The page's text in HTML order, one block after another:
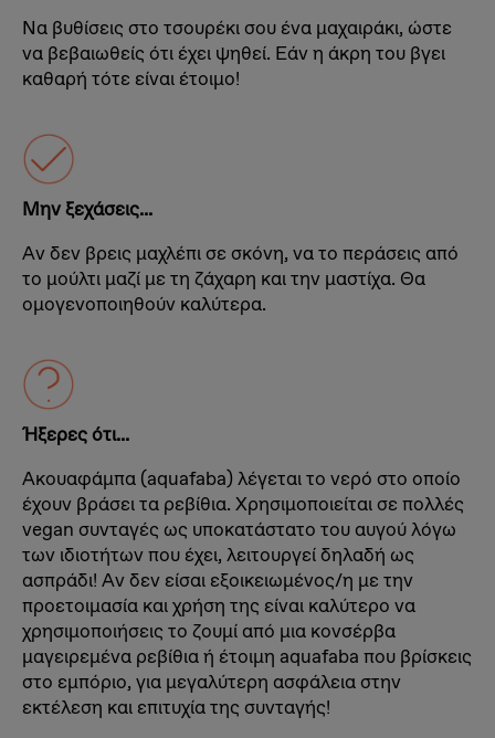
Να βυθίσεις στο τσουρέκι σου ένα μαχαιράκι, ώστε
να βεβαιωθείς ότι έχει ψηθεί. Εάν η άκρη του βγει
καθαρή τότε είναι έτοιμο!
Μην ξεχάσεις...
Αν δεν βρεις μαχλέπι σε σκόνη, να το περάσεις από
το μούλτι μαζί με τη ζάχαρη και την μαστίχα. Θα
ομογενοποιηθούν καλύτερα.
Ήξερες ότι...
Ακουαφάμπα (aquafaba) λέγεται το νερό στο οποίο
έχουν βράσει τα ρεβίθια. Χρησιμοποιείται σε πολλές
vegan συνταγές ως υποκατάστατο του αυγού λόγω
των ιδιοτήτων που έχει, λειτουργεί δηλαδή ως
ασπράδι! Αν δεν είσαι εξοικειωμένος/η με την
προετοιμασία και χρήση της είναι καλύτερο να
χρησιμοποιήσεις το ζουμί από μια κονσέρβα
μαγειρεμένα ρεβίθια ή έτοιμη aquafaba που βρίσκεις
στο εμπόριο, για μεγαλύτερη ασφάλεια στην
εκτέλεση και επιτυχία της συνταγής!